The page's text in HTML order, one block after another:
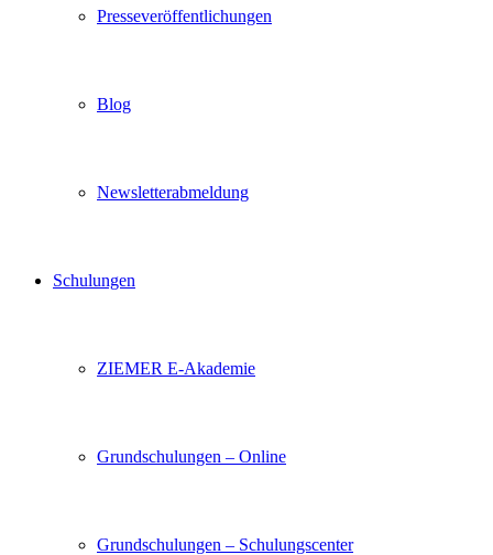
Presseveröffentlichungen
Blog
Newsletterabmeldung
Schulungen
ZIEMER E-Akademie
Grundschulungen – Online
Grundschulungen – Schulungscenter